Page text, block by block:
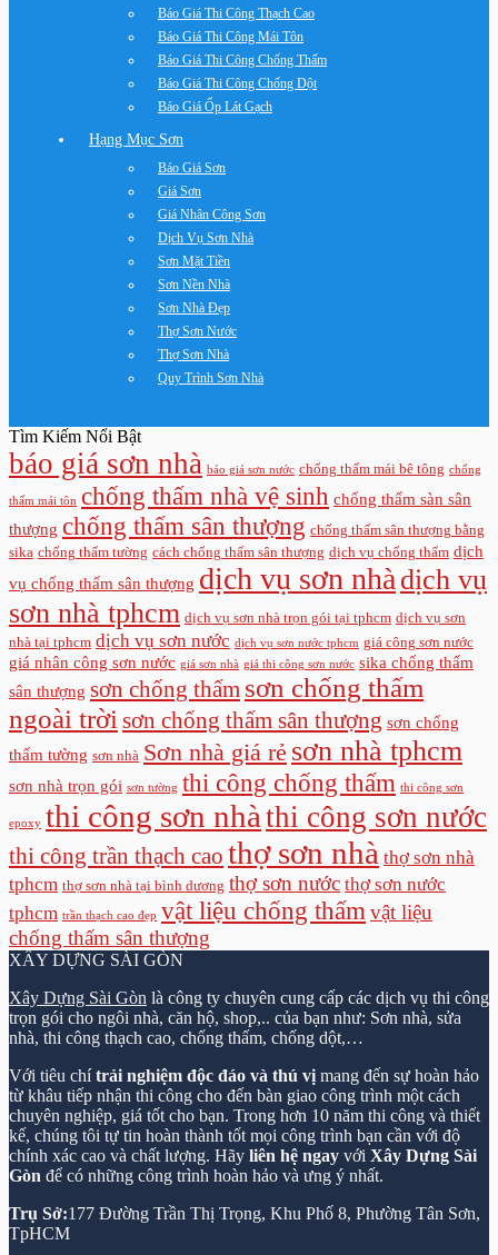
Báo Giá Thi Công Thạch Cao
Báo Giá Thi Công Mái Tôn
Báo Giá Thi Công Chống Thấm
Báo Giá Thi Công Chống Dột
Báo Giá Ốp Lát Gạch
Hạng Mục Sơn
Báo Giá Sơn
Giá Sơn
Giá Nhân Công Sơn
Dịch Vụ Sơn Nhà
Sơn Mặt Tiền
Sơn Nền Nhà
Sơn Nhà Đẹp
Thợ Sơn Nước
Thợ Sơn Nhà
Quy Trình Sơn Nhà
Tìm Kiếm Nổi Bật
báo giá sơn nhà báo giá sơn nước chống thấm mái bê tông chống
thấm mái tôn chống thấm nhà vệ sinh chống thấm sàn sân
thượng chống thấm sân thượng chống thấm sân thượng bằng
sika chống thấm tường cách chống thấm sân thượng dịch vụ chống thấm dịch
vụ chống thấm sân thượng dịch vụ sơn nhà dịch vụ
sơn nhà tphcm dịch vụ sơn nhà trọn gói tại tphcm dịch vụ sơn
nhà tại tphcm dịch vụ sơn nước dịch vụ sơn nước tphcm giá công sơn nước
giá nhân công sơn nước giá sơn nhà giá thi công sơn nước sika chống thấm
sân thượng sơn chống thấm sơn chống thấm
ngoài trời sơn chống thấm sân thượng sơn chống
thấm tường sơn nhà Sơn nhà giá rẻ sơn nhà tphcm
sơn nhà trọn gói sơn tường thi công chống thấm thi công sơn
epoxy thi công sơn nhà thi công sơn nước
thi công trần thạch cao thợ sơn nhà thợ sơn nhà
tphcm thợ sơn nhà tại bình dương thợ sơn nước thợ sơn nước
tphcm trần thạch cao đẹp vật liệu chống thấm vật liệu
chống thấm sân thượng
XÂY DỰNG SÀI GÒN
Xây Dựng Sài Gòn là công ty chuyên cung cấp các dịch vụ thi công
trọn gói cho ngôi nhà, căn hộ, shop,.. của bạn như: Sơn nhà, sửa
nhà, thi công thạch cao, chống thấm, chống dột,…
Với tiêu chítrải nghiệm độc đáo và thú vị mang đến sự hoàn hảo
từ khâu tiếp nhận thi công cho đến bàn giao công trình một cách
chuyên nghiệp, giá tốt cho bạn. Trong hơn 10 năm thi công và thiết
kế, chúng tôi tự tin hoàn thành tốt mọi công trình bạn cần với độ
chính xác cao và chất lượng. Hãy liên hệ ngay với Xây Dựng Sài
Gòn để có những công trình hoàn hảo và ưng ý nhất.
Trụ Sở:177 Đường Trần Thị Trọng, Khu Phố 8, Phường Tân Sơn,
TpHCM